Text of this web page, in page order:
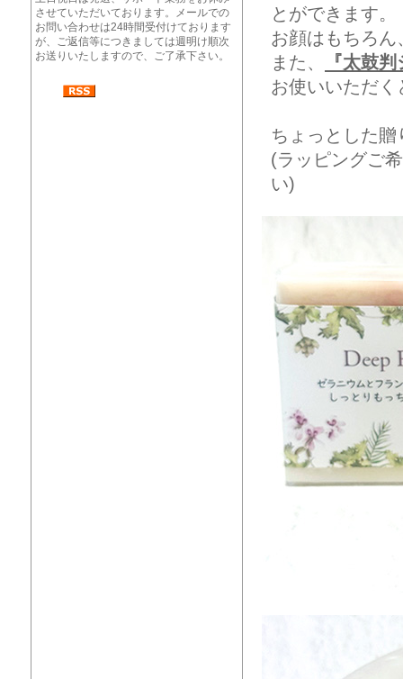
させていただいております。メールでの
お問い合わせは24時間受付けております
が、ご返信等につきましては週明け順次
お送りいたしますので、ご了承下さい。
とができます。
お顔はもちろ
また、
『太鼓
お使いいただ
ちょっとした
(ラッピングご
い)